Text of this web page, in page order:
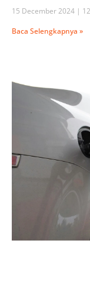
15 December 2024
Baca Selengkapnya »